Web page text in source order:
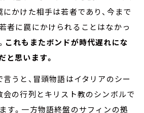
にかけた相手は若者であり、今まで
者に罠にかけられることはなかっ
これもまたボンドが時代遅れにな
と思います。
言うと、冒頭物語はイタリアのシー
会の行列とキリスト教のシンボルで
す。一方物語終盤のサフィンの拠